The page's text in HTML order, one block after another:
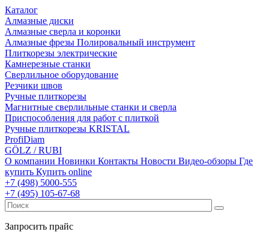
Каталог
Алмазные диски
Алмазные сверла и коронки
Алмазные фрезы Полировальный инструмент
Плиткорезы электрические
Камнерезные станки
Сверлильное оборудование
Резчики швов
Ручные плиткорезы
Магнитные сверлильные станки и сверла
Приспособления для работ с плиткой
Ручные плиткорезы KRISTAL
ProfiDiam
GÖLZ / RUBI
О компании Новинки Контакты Новости Видео-обзоры Где
купить Купить online
+7 (498) 5000-555
+7 (495) 105-67-68
Запросить прайс